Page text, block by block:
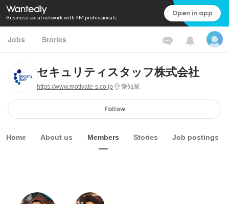
Business social network with 4M professionals Open in app
Jobs Stories
セキュリティスタッフ株式会社
https://www.motivate-s.co.jp 愛知県
Follow
Home About us Members Stories Job postings